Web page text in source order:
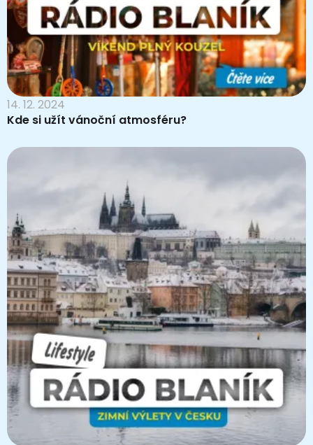
14. 12. 2024
Kde si užít vánoční atmosféru?